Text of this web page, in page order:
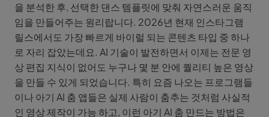
을 분석한 후, 선택한 댄스 템플릿에 맞춰 자연스러운 움직
임을 만들어주는 원리랍니다. 2026년 현재 인스타그램
릴스에서도 가장 빠르게 바이럴 되는 콘텐츠 타입 중 하나
로 자리 잡았는데요. AI 기술이 발전하면서 이제는 전문 영
상 편집 지식이 없어도 누구나 몇 분 안에 퀄리티 높은 영상
을 만들 수 있게 되었습니다. 특히 요즘 나오는 프로그램들
이나 아기 AI 춤 앱들은 실제 사람이 춤추는 것처럼 사실적
인 영상 제작이 가능 하고, 이런 아기 AI 춤 만드는 방법은